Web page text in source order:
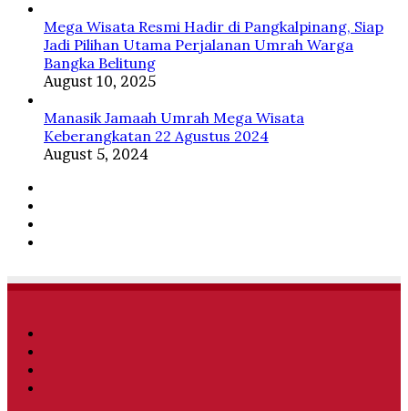
Mega Wisata Resmi Hadir di Pangkalpinang, Siap
Jadi Pilihan Utama Perjalanan Umrah Warga
Bangka Belitung
August 10, 2025
Manasik Jamaah Umrah Mega Wisata
Keberangkatan 22 Agustus 2024
August 5, 2024